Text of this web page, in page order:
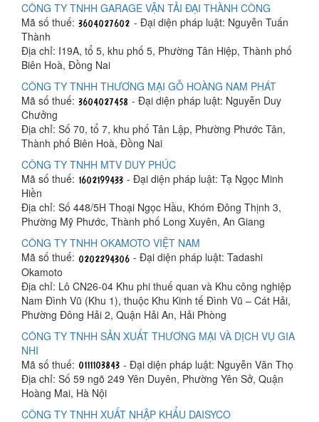
CÔNG TY TNHH GARAGE VẬN TẢI ĐẠI THÀNH CÔNG
Mã số thuế:
- Đại diện pháp luật: Nguyễn Tuấn
Thành
Địa chỉ: I19A, tổ 5, khu phố 5, Phường Tân Hiệp, Thành phố
Biên Hoà, Đồng Nai
CÔNG TY TNHH THƯƠNG MẠI GỖ HOÀNG NAM PHÁT
Mã số thuế:
- Đại diện pháp luật: Nguyễn Duy
Chưởng
Địa chỉ: Số 70, tổ 7, khu phố Tân Lập, Phường Phước Tân,
Thành phố Biên Hoà, Đồng Nai
CÔNG TY TNHH MTV DUY PHÚC
Mã số thuế:
- Đại diện pháp luật: Tạ Ngọc Minh
Hiền
Địa chỉ: Số 448/5H Thoại Ngọc Hầu, Khóm Đông Thịnh 3,
Phường Mỹ Phước, Thành phố Long Xuyên, An Giang
CÔNG TY TNHH OKAMOTO VIỆT NAM
Mã số thuế:
- Đại diện pháp luật: Tadashi
Okamoto
Địa chỉ: Lô CN26-04 Khu phi thuế quan và Khu công nghiệp
Nam Đình Vũ (Khu 1), thuộc Khu Kinh tế Đình Vũ – Cát Hải,
Phường Đông Hải 2, Quận Hải An, Hải Phòng
CÔNG TY TNHH SẢN XUẤT THƯƠNG MẠI VÀ DỊCH VỤ GIA
NHI
Mã số thuế:
- Đại diện pháp luật: Nguyễn Văn Thọ
Địa chỉ: Số 59 ngõ 249 Yên Duyên, Phường Yên Sở, Quận
Hoàng Mai, Hà Nội
CÔNG TY TNHH XUẤT NHẬP KHẨU DAISYCO